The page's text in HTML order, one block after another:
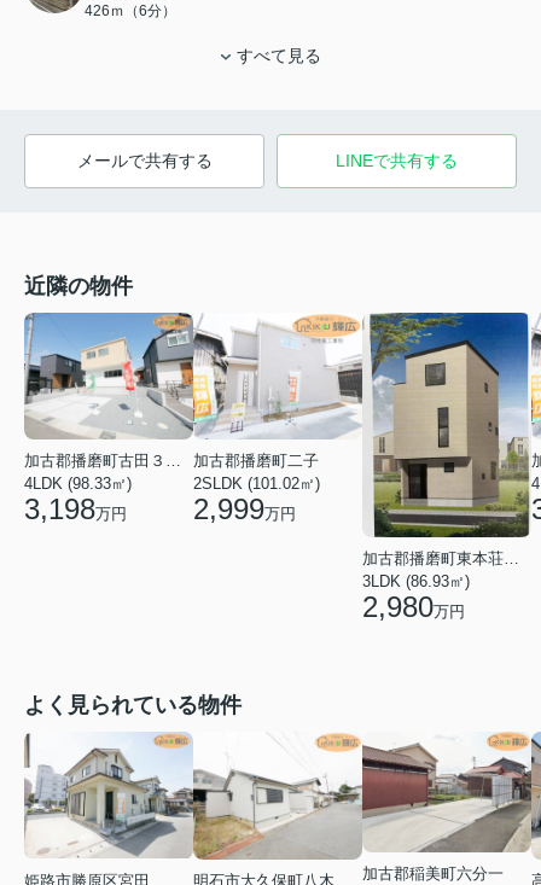
426ｍ（6分）
すべて見る
メールで共有する LINEで共有する
近隣の物件
4LDK (98.33㎡)
3,198万円
加古郡播磨町二子
2SLDK (101.02㎡)
2,999万円
加古郡播磨町東本荘３丁目
3LDK (86.93㎡)
2,980万円
よく見られている物件
姫路市勝原区宮田
明石市大久保町八木
加古郡稲美町六分一